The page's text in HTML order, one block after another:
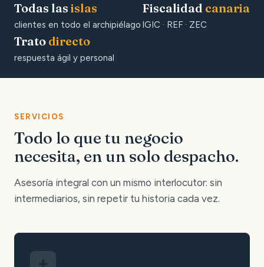
Todas las islas
clientes en todo el archipiélago
Fiscalidad canaria
IGIC · REF · ZEC
Trato directo
respuesta ágil y personal
SERVICIOS
Todo lo que tu negocio
necesita, en un solo despacho.
Asesoría integral con un mismo interlocutor: sin
intermediarios, sin repetir tu historia cada vez.